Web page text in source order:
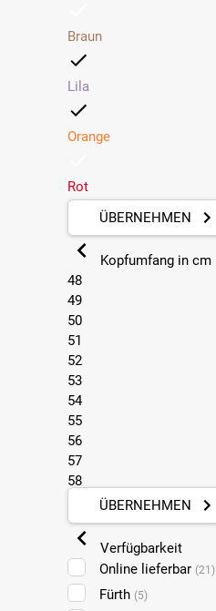
Livall
NEWLANE
Overade(1)
POC(22)
Puky(2)
TSG
Unit1(9)
Uvex(68)
Vaude (3)
Woom(2)
Braun
Lila
Orange
Rot
ÜBERNEHMEN
Kopfumfang in cm
48
49
50
51
52
53
54
55
56
57
58
60
61
62
63
64
ÜBERNEHMEN
Verfügbarkeit
Online lieferbar (21)
Fürth (5)